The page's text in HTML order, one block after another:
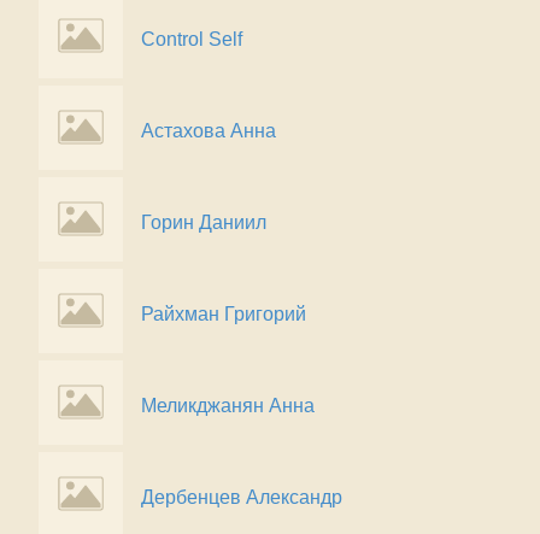
Control Self
Астахова Анна
Горин Даниил
Райхман Григорий
Меликджанян Анна
Дербенцев Александр